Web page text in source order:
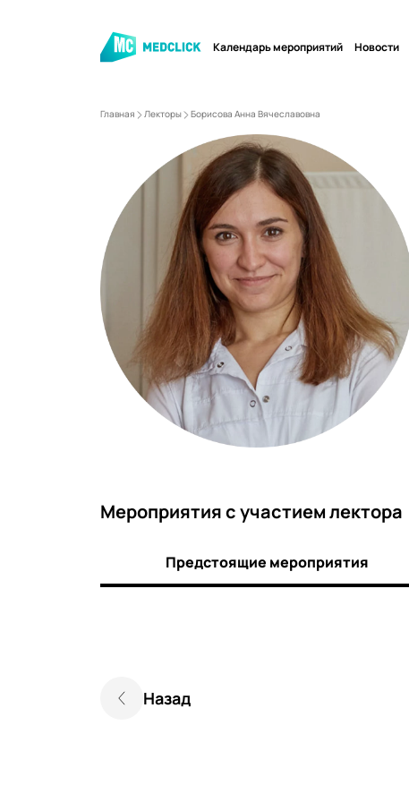
Календарь мероприятий Новости
Главная Лекторы Борисова Анна Вячеславовна
Мероприятия c участием лектора
Предстоящие мероприятия
Назад